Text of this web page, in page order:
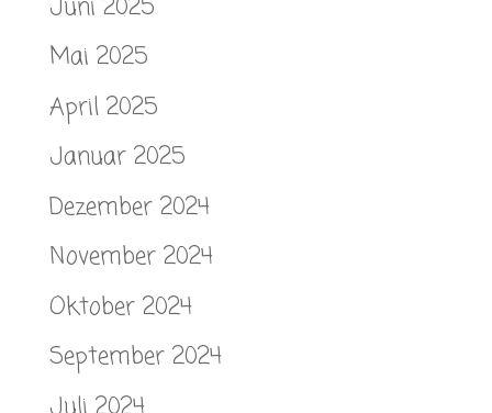
Juni 2025
Mai 2025
April 2025
Januar 2025
Dezember 2024
November 2024
Oktober 2024
September 2024